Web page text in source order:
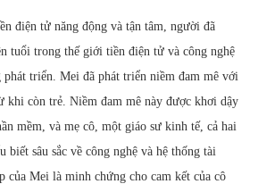
điện tử năng động và tận tâm, người đã
tuổi trong thế giới tiền điện tử và công nghệ
triển. Mei đã phát triển niềm đam mê với
khi còn trẻ. Niềm đam mê này được khơi dậy
mềm, và mẹ cô, một giáo sư kinh tế, cả hai
biết sâu sắc về công nghệ và hệ thống tài
của Mei là minh chứng cho cam kết của cô